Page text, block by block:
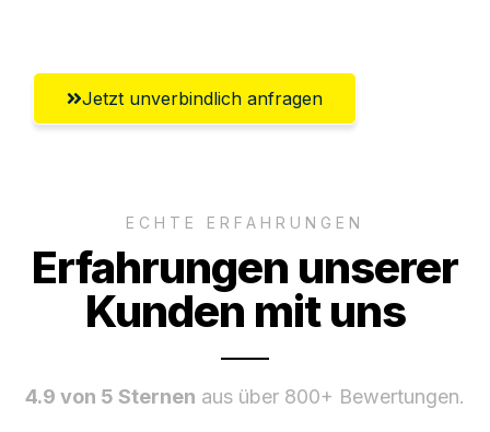
Jetzt unverbindlich anfragen
ECHTE ERFAHRUNGEN
Erfahrungen unserer
Kunden mit uns
4.9 von 5 Sternen aus über 800+ Bewertungen.